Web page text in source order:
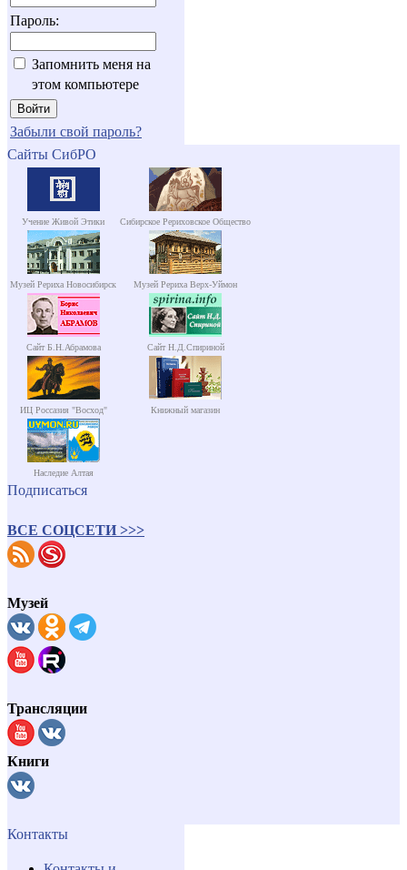
Пароль:
Запомнить меня на
этом компьютере
Забыли свой пароль?
Сайты СибРО
Учение Живой Этики Сибирское Рериховское Общество
Музей Рериха Новосибирск Музей Рериха Верх-Уймон
Сайт Б.Н.Абрамова Сайт Н.Д.Спириной
ИЦ Россазия "Восход" Книжный магазин
Наследие Алтая
Подписаться
ВСЕ СОЦСЕТИ >>>
Музей
Трансляции
Книги
Контакты